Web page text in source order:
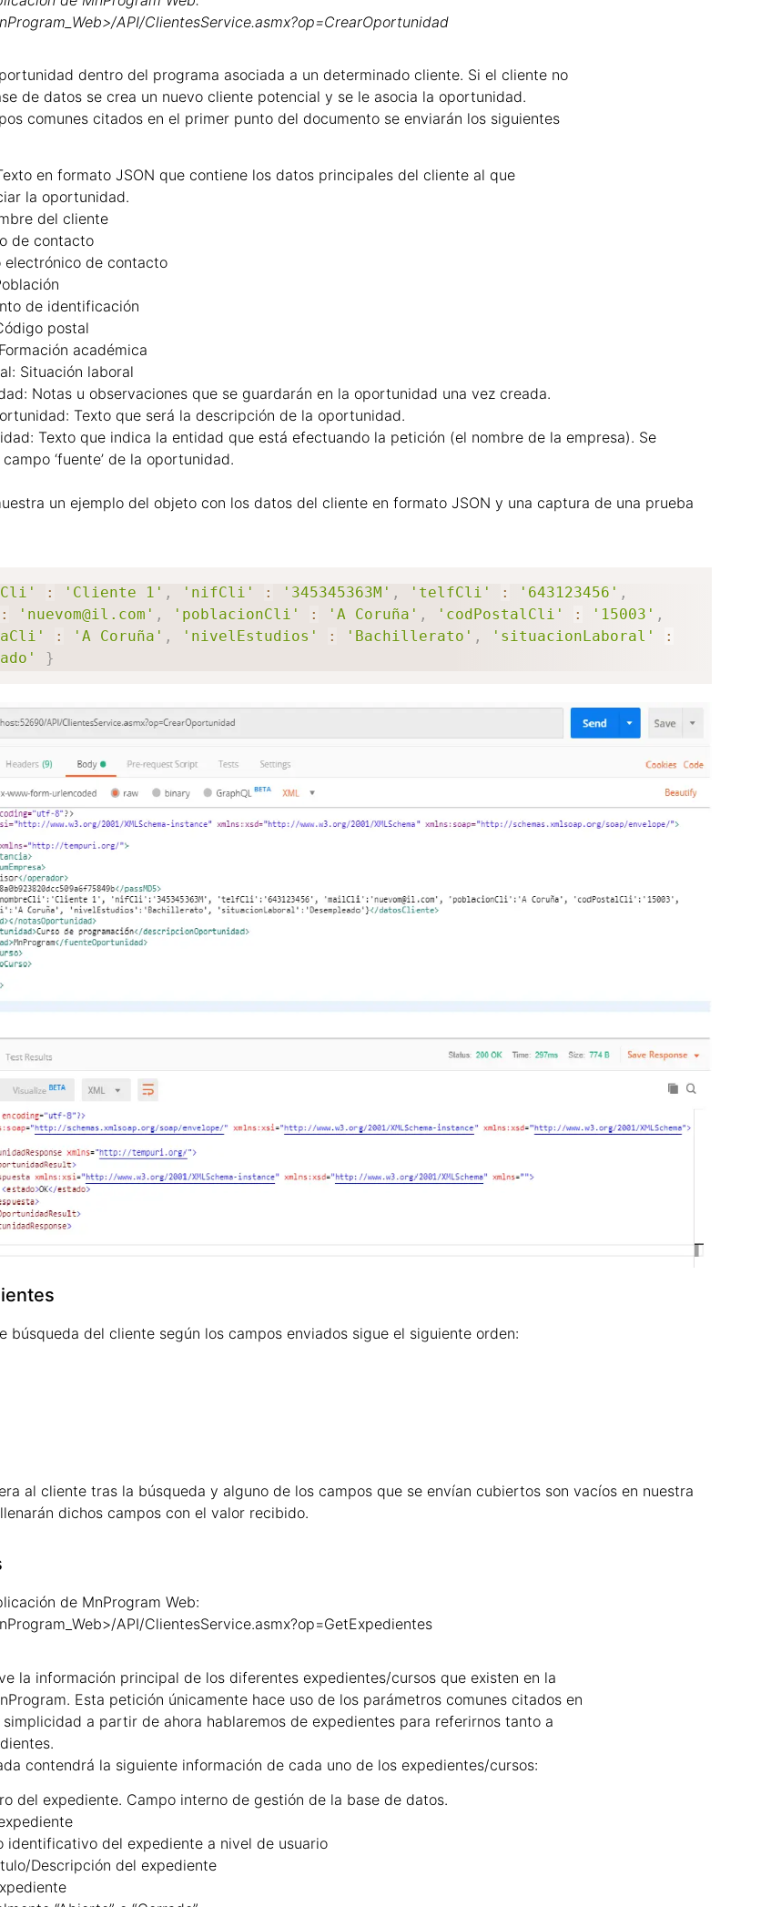
API/ClientesService.asmx?op=CrearOportunidad
dentro del programa asociada a un determinado cliente. Si el cliente no
de datos se crea un nuevo cliente potencial y se le asocia la oportunidad.
comunes citados en el primer punto del documento se enviarán los siguientes
en formato JSON que contiene los datos principales del cliente al que
la oportunidad.
del cliente
de contacto
electrónico de contacto
de identificación
postal
Formación académica
Situación laboral
Notas u observaciones que se guardarán en la oportunidad una vez creada.
Texto que será la descripción de la oportunidad.
Texto que indica la entidad que está efectuando la petición (el nombre de la empresa). Se
‘fuente’ de la oportunidad.
un ejemplo del objeto con los datos del cliente en formato JSON y una captura de una prueba
: 'Cliente 1' , 'nifCli' : '345345363M' , 'telfCli' : '643123456' ,
: 'nuevom@il.com' , 'poblacionCli' : 'A Coruña' , 'codPostalCli' : '15003' ,
: 'A Coruña' , 'nivelEstudios' : 'Bachillerato' , 'situacionLaboral'
:
}
búsqueda del cliente según los campos enviados sigue el siguiente orden:
al cliente tras la búsqueda y alguno de los campos que se envían cubiertos son vacíos en nuestra
dichos campos con el valor recibido.
de MnProgram Web:
API/ClientesService.asmx?op=GetExpedientes
la información principal de los diferentes expedientes/cursos que existen en la
Esta petición únicamente hace uso de los parámetros comunes citados en
a partir de ahora hablaremos de expedientes para referirnos tanto a
contendrá la siguiente información de cada uno de los expedientes/cursos:
del expediente. Campo interno de gestión de la base de datos.
identificativo del expediente a nivel de usuario
Descripción del expediente